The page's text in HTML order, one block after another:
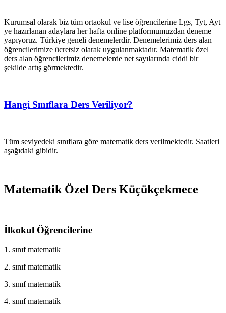
Kurumsal olarak biz tüm ortaokul ve lise öğrencilerine Lgs, Tyt, Ayt
ye hazırlanan adaylara her hafta online platformumuzdan deneme
yapıyoruz. Türkiye geneli denemelerdir. Denemelerimiz ders alan
öğrencilerimize ücretsiz olarak uygulanmaktadır. Matematik özel
ders alan öğrencilerimiz denemelerde net sayılarında ciddi bir
şekilde artış görmektedir.
Hangi Sınıflara Ders Veriliyor?
Tüm seviyedeki sınıflara göre matematik ders verilmektedir. Saatleri
aşağıdaki gibidir.
Matematik Özel Ders Küçükçekmece
İlkokul Öğrencilerine
1. sınıf matematik
2. sınıf matematik
3. sınıf matematik
4. sınıf matematik